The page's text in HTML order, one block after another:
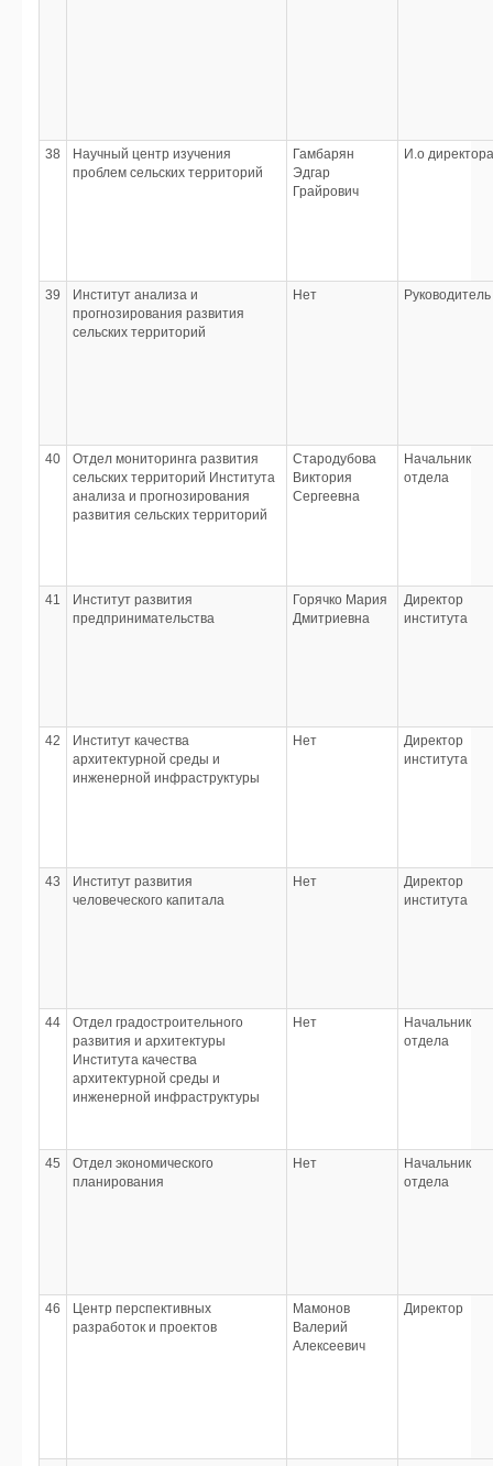
38
Научный центр изучения
проблем сельских территорий
Гамбарян
Эдгар
Грайрович
И.о директора
39
Институт анализа и
прогнозирования развития
сельских территорий
Нет Руководитель
40
Отдел мониторинга развития
сельских территорий Института
анализа и прогнозирования
развития сельских территорий
Стародубова
Виктория
Сергеевна
Начальник
отдела
41
Институт развития
предпринимательства
Горячко Мария
Дмитриевна
Директор
института
42
Институт качества
архитектурной среды и
инженерной инфраструктуры
Нет
Директор
института
43
Институт развития
человеческого капитала
Нет
Директор
института
44
Отдел градостроительного
развития и архитектуры
Института качества
архитектурной среды и
инженерной инфраструктуры
Нет
Начальник
отдела
45
Отдел экономического
планирования
Нет
Начальник
отдела
46
Центр перспективных
разработок и проектов
Мамонов
Валерий
Алексеевич
Директор